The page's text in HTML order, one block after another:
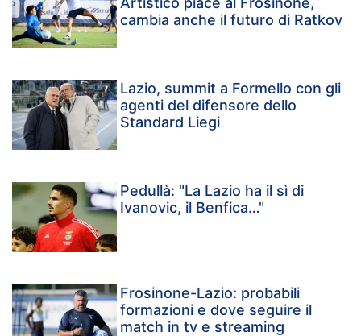
cambia anche il futuro di Ratkov
Lazio, summit a Formello con gli
agenti del difensore dello
Standard Liegi
Pedullà: "La Lazio ha il sì di
Ivanovic, il Benfica…"
Frosinone-Lazio: probabili
formazioni e dove seguire il
match in tv e streaming